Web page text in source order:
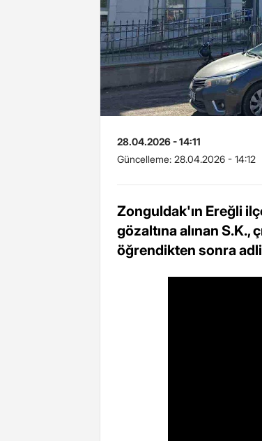
28.04.2026 - 14:11
Güncelleme: 28.04.2026 - 14:12
Zonguldak'ın Ereğli
gözaltına alınan S.K.,
öğrendikten sonra